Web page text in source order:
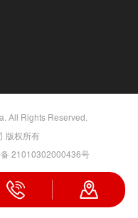
All Rights Reserved.
版权所有
21010302000436号